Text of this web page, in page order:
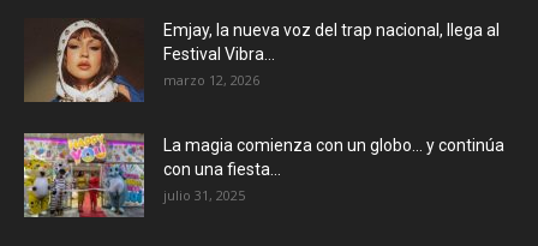
Emjay, la nueva voz del trap nacional, llega al
Festival Vibra...
marzo 12, 2026
La magia comienza con un globo… y continúa
con una fiesta...
julio 31, 2025